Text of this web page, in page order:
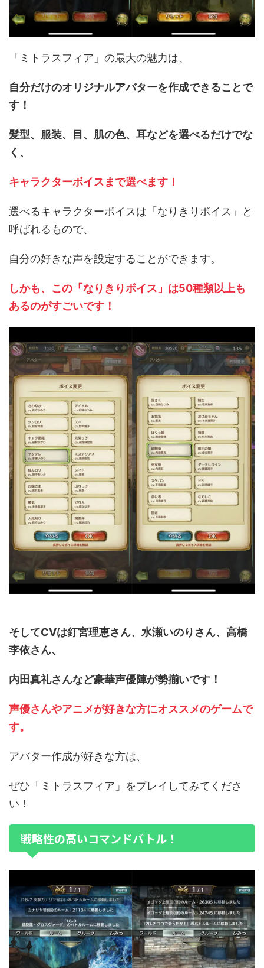
「ミトラスフィア」の最大の魅力は、
自分だけのオリジナルアバターを作成できることで
す！
髪型、服装、目、肌の色、耳などを選べるだけでな
く、
キャラクターボイスまで選べます！
選べるキャラクターボイスは「なりきりボイス」と
呼ばれるもので、
自分の好きな声を設定することができます。
しかも、この「なりきりボイス」は50種類以上も
あるのがすごいです！
そしてCVは釘宮理恵さん、水瀬いのりさん、高橋
李依さん、
内田真礼さんなど豪華声優陣が勢揃いです！
声優さんやアニメが好きな方にオススメのゲームで
す。
アバター作成が好きな方は、
ぜひ「ミトラスフィア」をプレイしてみてくださ
い！
戦略性の高いコマンドバトル！